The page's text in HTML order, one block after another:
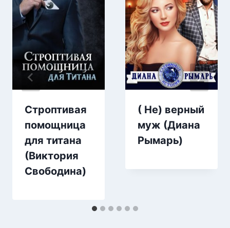
Строптивая
помощница
для титана
(Виктория
Свободина)
( Не) верный
муж (Диана
Рымарь)